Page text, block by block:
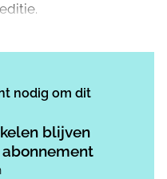
nodig om dit
blijven
abonnement